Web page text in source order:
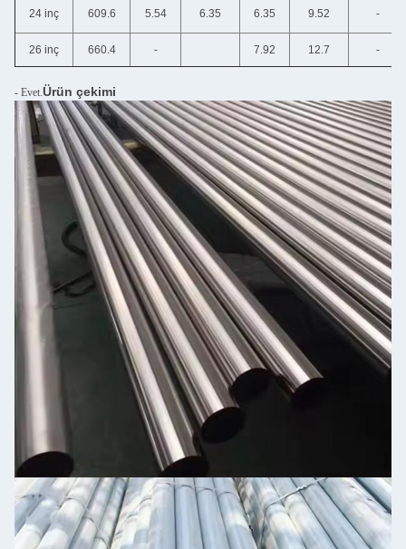
24 inç 609.6 5.54 6.35 6.35 9.52 -
26 inç 660.4 - 7.92 12.7 -
- Evet.Ürün çekimi